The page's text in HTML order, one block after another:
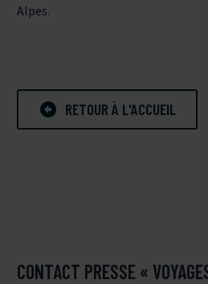
Alpes.
 RETOUR À L'ACCUEIL
CONTACT PRESSE «